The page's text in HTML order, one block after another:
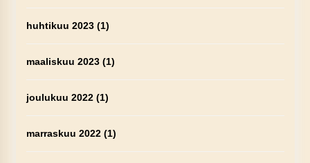
huhtikuu 2023(1)
maaliskuu 2023(1)
joulukuu 2022(1)
marraskuu 2022(1)